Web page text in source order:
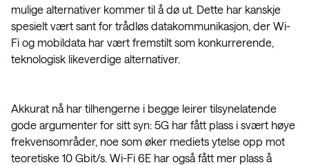
mulige alternativer kommer til å dø ut. Dette har kanskje
spesielt vært sant for trådløs datakommunikasjon, der Wi-
Fi og mobildata har vært fremstilt som konkurrerende,
teknologisk likeverdige alternativer.
Akkurat nå har tilhengerne i begge leirer tilsynelatende
gode argumenter for sitt syn: 5G har fått plass i svært høye
frekvensområder, noe som øker mediets ytelse opp mot
teoretiske 10 Gbit/s. Wi-Fi 6E har også fått mer plass å